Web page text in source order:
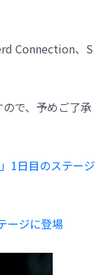
Connection、S
で、予めご了承
1日目のステージ
ージに登場